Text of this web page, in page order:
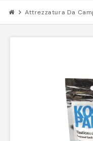
chevron_right Attrezzatura Da